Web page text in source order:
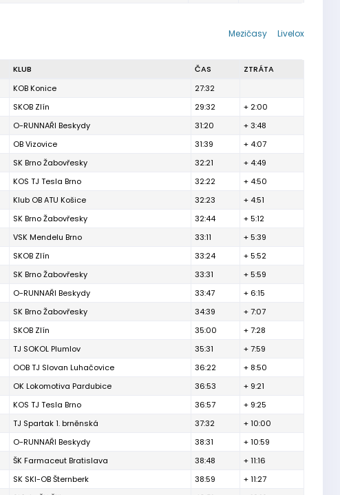
Livelox
Mezičasy
KLUB ČAS
ZTRÁTA
KOB Konice
27:32
SKOB Zlín 29:32
+ 2:00
O-RUNNAŘI Beskydy 31:20
+ 3:48
OB Vizovice 31:39
+ 4:07
SK Brno Žabovřesky 32:21
+ 4:49
KOS TJ Tesla Brno 32:22
+ 4:50
Klub OB ATU Košice 32:23
+ 4:51
SK Brno Žabovřesky 32:44
+ 5:12
VSK Mendelu Brno 33:11
+ 5:39
SKOB Zlín 33:24
+ 5:52
SK Brno Žabovřesky 33:31
+ 5:59
O-RUNNAŘI Beskydy 33:47
+ 6:15
SK Brno Žabovřesky 34:39
+ 7:07
SKOB Zlín 35:00
+ 7:28
TJ SOKOL Plumlov 35:31
+ 7:59
OOB TJ Slovan Luhačovice 36:22
+ 8:50
OK Lokomotiva Pardubice 36:53
+ 9:21
KOS TJ Tesla Brno 36:57
+ 9:25
TJ Spartak 1. brněnská 37:32
+ 10:00
O-RUNNAŘI Beskydy 38:31
+ 10:59
ŠK Farmaceut Bratislava 38:48
+ 11:16
SK SKI-OB Šternberk 38:59
+ 11:27